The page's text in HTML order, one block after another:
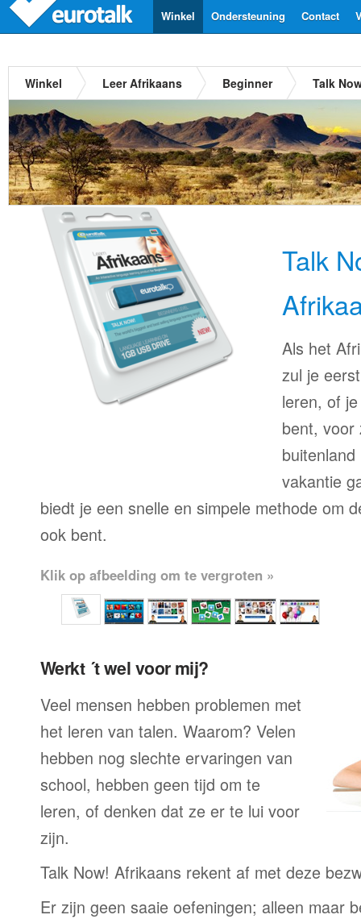
Contact
Ondersteuning
Winkel
Winkel Leer Afrikaans Beginner Talk
Talk
Als het
zul je
leren, of
bent, voor
vakantie
biedt je een snelle en simpele methode om
ook bent.
Klik op afbeelding om te vergroten »
Werkt ´t wel voor mij?
Veel mensen hebben problemen met
het leren van talen. Waarom? Velen
hebben nog slechte ervaringen van
school, hebben geen tijd om te
leren, of denken dat ze er te lui voor
zijn.
Talk Now! Afrikaans rekent af met deze
Er zijn geen saaie oefeningen; alleen maar